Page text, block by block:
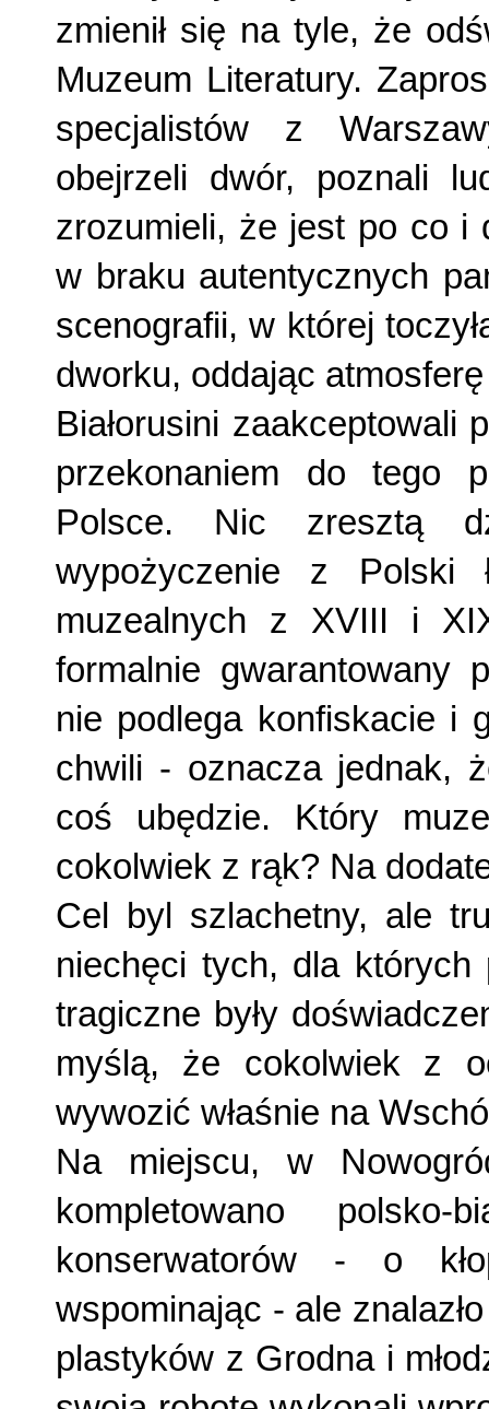
zmienił się na tyle, że
Muzeum Literatury.
specjalistów z
obejrzeli dwór, poznali
zrozumieli, że jest po co i
w braku autentycznych
scenografii, w której
dworku, oddając
Białorusini zaakceptowali
przekonaniem do tego
Polsce. Nic zresztą
wypożyczenie z Polski
muzealnych z XVIII i
formalnie gwarantowany
nie podlega konfiskacie i
chwili - oznacza jednak,
coś ubędzie. Który
cokolwiek z rąk? Na
Cel byl szlachetny, ale
niechęci tych, dla których
tragiczne były
myślą, że cokolwiek z
wywozić właśnie na
Na miejscu, w
kompletowano
konserwatorów - o
wspominając - ale
plastyków z Grodna i